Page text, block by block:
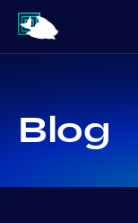
Blog